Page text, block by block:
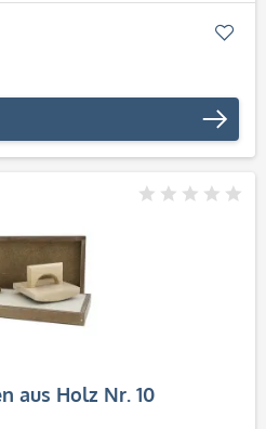
aus Holz Nr. 10